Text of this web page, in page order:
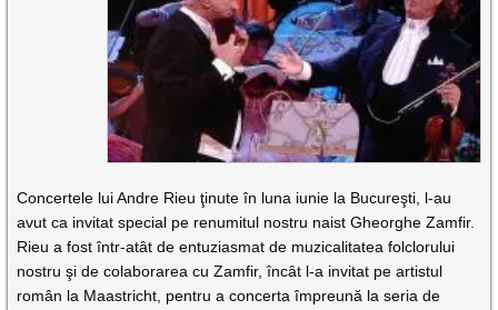
Concertele lui Andre Rieu ţinute în luna iunie la Bucureşti, l-au
avut ca invitat special pe renumitul nostru naist Gheorghe Zamfir.
Rieu a fost într-atât de entuziasmat de muzicalitatea folclorului
nostru şi de colaborarea cu Zamfir, încât l-a invitat pe artistul
român la Maastricht, pentru a concerta împreună la seria de